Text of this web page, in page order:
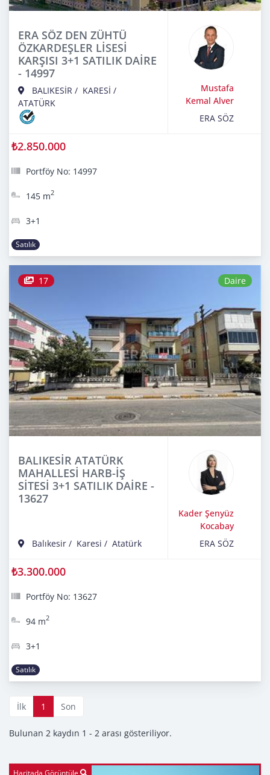
ERA SÖZ DEN ZÜHTÜ
ÖZKARDEŞLER LİSESİ
KARŞISI 3+1 SATILIK DAİRE
- 14997
BALIKESİR / KARESİ /
ATATÜRK
Mustafa
Kemal Alver
ERA SÖZ
₺2.850.000
Portföy No: 14997
145 m2
3+1
Satılık
17 Daire
BALIKESİR ATATÜRK
MAHALLESİ HARB-İŞ
SİTESİ 3+1 SATILIK DAİRE -
13627
Balıkesir / Karesi / Atatürk
Kader Şenyüz
Kocabay
ERA SÖZ
₺3.300.000
Portföy No: 13627
94 m2
3+1
Satılık
İlk 1 Son
Bulunan 2 kaydın 1 - 2 arası gösteriliyor.
Haritada Görüntüle